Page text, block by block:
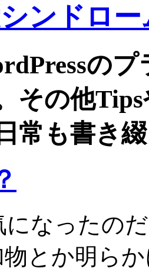
ンドロー
の
その他
常も書き
になったの
とか明ら